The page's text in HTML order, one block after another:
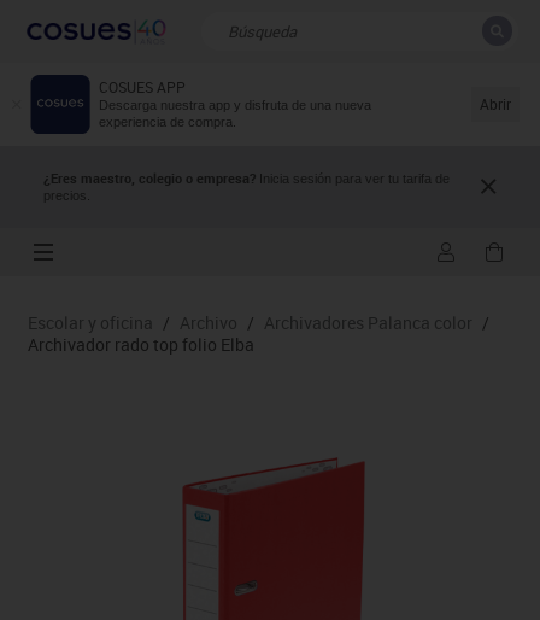
COSUES APP
Descarga nuestra app y disfruta de una nueva
experiencia de compra.
Abrir
¿Eres maestro, colegio o empresa? Inicia sesión para ver tu tarifa de
precios.
Resultados de la búsqueda
Escolar y oficina / Archivo / Archivadores Palanca color
/
Archivador rado top folio Elba